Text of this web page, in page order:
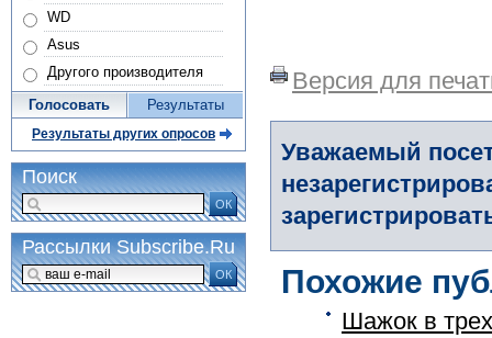
Версия для
Уважаемый
Похожие
Шажок в
WD
Asus
Другого производителя
Голосовать Результаты
Результаты других опросов
Поиск
ОК
Рассылки Subscribe.Ru
ОК